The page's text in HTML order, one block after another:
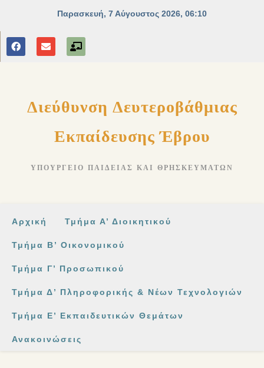
Διεύθυνση Δευτεροβάθμιας
Εκπαίδευσης Έβρου
ΥΠΟΥΡΓΕΊΟ ΠΑΙΔΕΊΑΣ ΚΑΙ ΘΡΗΣΚΕΥΜΆΤΩΝ
Αρχική Τμήμα Α’ Διοικητικού
Τμήμα Β’ Οικονομικού
Τμήμα Γ’ Προσωπικού
Τμήμα Δ’ Πληροφορικής & Νέων Τεχνολογιών
Τμήμα Ε’ Εκπαιδευτικών Θεμάτων
Ανακοινώσεις